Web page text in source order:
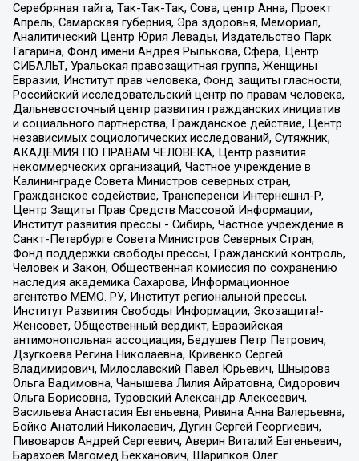
Серебряная тайга, Так-Так-Так, Сова, центр Анна, Проект
Апрель, Самарская губерния, Эра здоровья, Мемориал,
Аналитический Центр Юрия Левады, Издательство Парк
Гагарина, Фонд имени Андрея Рылькова, Сфера, Центр
СИБАЛЬТ, Уральская правозащитная группа, Женщины
Евразии, Институт прав человека, Фонд защиты гласности,
Российский исследовательский центр по правам человека,
Дальневосточный центр развития гражданских инициатив
и социального партнерства, Гражданское действие, Центр
независимых социологических исследований, Сутяжник,
АКАДЕМИЯ ПО ПРАВАМ ЧЕЛОВЕКА, Центр развития
некоммерческих организаций, Частное учреждение в
Калининграде Совета Министров северных стран,
Гражданское содействие, Трансперенси Интернешнл-Р,
Центр Защиты Прав Средств Массовой Информации,
Институт развития прессы - Сибирь, Частное учреждение в
Санкт-Петербурге Совета Министров Северных Стран,
Фонд поддержки свободы прессы, Гражданский контроль,
Человек и Закон, Общественная комиссия по сохранению
наследия академика Сахарова, Информационное
агентство МЕМО. РУ, Институт региональной прессы,
Институт Развития Свободы Информации, Экозащита!-
Женсовет, Общественный вердикт, Евразийская
антимонопольная ассоциация, Бедушев Петр Петрович,
Дзугкоева Регина Николаевна, Кривенко Сергей
Владимирович, Милославский Павел Юрьевич, Шнырова
Ольга Вадимовна, Чанышева Лилия Айратовна, Сидорович
Ольга Борисовна, Туровский Александр Алексеевич,
Васильева Анастасия Евгеньевна, Ривина Анна Валерьевна,
Бойко Анатолий Николаевич, Дугин Сергей Георгиевич,
Пивоваров Андрей Сергеевич, Аверин Виталий Евгеньевич,
Барахоев Магомед Бекханович, Шарипков Олег